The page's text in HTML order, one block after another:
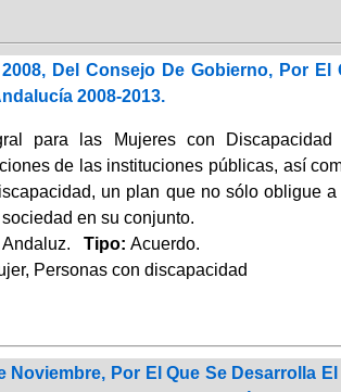
Del Consejo De Gobierno, Por
2008-2013.
para las Mujeres con
de las instituciones públicas, así
un plan que no sólo obligue
en su conjunto.
Andaluz. Tipo: Acuerdo.
Personas con discapacidad
Noviembre, Por El Que Se Desarrolla